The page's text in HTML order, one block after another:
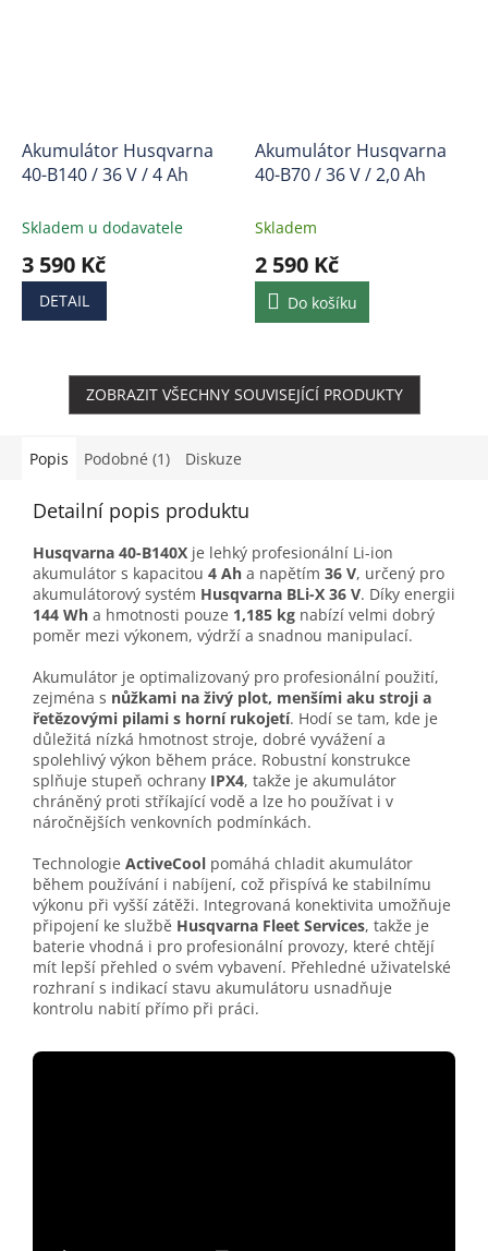
Akumulátor Husqvarna
40-B140 / 36 V / 4 Ah
Skladem u dodavatele
3 590 Kč
DETAIL
Akumulátor Husqvarna
40-B70 / 36 V / 2,0 Ah
Skladem
2 590 Kč
Do košíku
ZOBRAZIT VŠECHNY SOUVISEJÍCÍ PRODUKTY
Popis Podobné (1) Diskuze
Detailní popis produktu
Husqvarna 40-B140X je lehký profesionální Li-ion
akumulátor s kapacitou 4 Ah a napětím 36 V, určený pro
akumulátorový systém Husqvarna BLi-X 36 V. Díky energii
144 Wh a hmotnosti pouze 1,185 kg nabízí velmi dobrý
poměr mezi výkonem, výdrží a snadnou manipulací.
Akumulátor je optimalizovaný pro profesionální použití,
zejména s nůžkami na živý plot, menšími aku stroji a
řetězovými pilami s horní rukojetí. Hodí se tam, kde je
důležitá nízká hmotnost stroje, dobré vyvážení a
spolehlivý výkon během práce. Robustní konstrukce
splňuje stupeň ochrany IPX4, takže je akumulátor
chráněný proti stříkající vodě a lze ho používat i v
náročnějších venkovních podmínkách.
Technologie ActiveCool pomáhá chladit akumulátor
během používání i nabíjení, což přispívá ke stabilnímu
výkonu při vyšší zátěži. Integrovaná konektivita umožňuje
připojení ke službě Husqvarna Fleet Services, takže je
baterie vhodná i pro profesionální provozy, které chtějí
mít lepší přehled o svém vybavení. Přehledné uživatelské
rozhraní s indikací stavu akumulátoru usnadňuje
kontrolu nabití přímo při práci.